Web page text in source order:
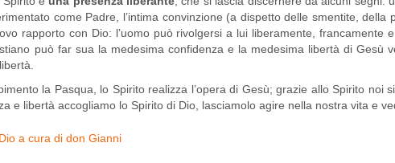
come Padre, l’intima convinzione (a dispetto delle smentite,
rapporto con Dio: l’uomo può rivolgersi a lui liberamente, francamente
può far sua la medesima confidenza e la medesima libertà di Gesù
la Pasqua, lo Spirito realizza l’opera di Gesù; grazie allo Spirito noi
e libertà accogliamo lo Spirito di Dio, lasciamolo agire nella nostra vita e
a cura di don Gianni